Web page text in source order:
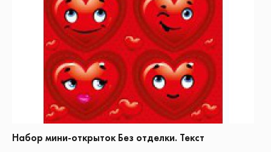
Набор мини-открыток Без отделки. Текст